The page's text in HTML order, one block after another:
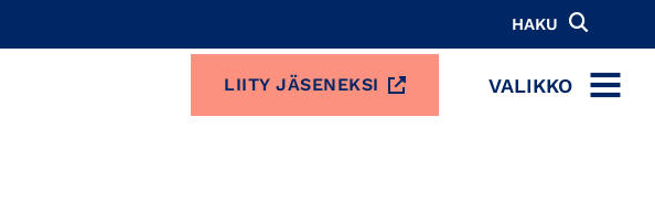
HAKU
LIITY JÄSENEKSI VALIKKO
MENU